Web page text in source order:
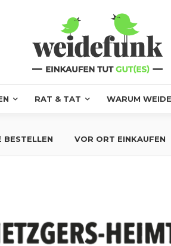
RAT & TAT WARUM
BESTELLEN VOR ORT EINKAUFEN